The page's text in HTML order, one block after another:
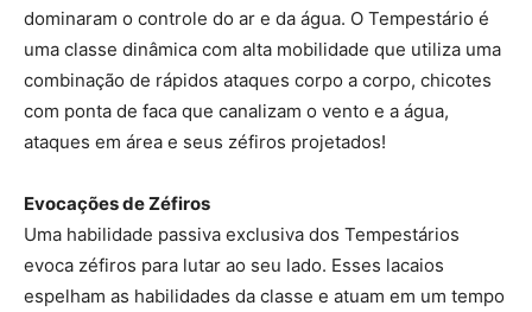
dominaram o controle do ar e da água. O Tempestário é
uma classe dinâmica com alta mobilidade que utiliza uma
combinação de rápidos ataques corpo a corpo, chicotes
com ponta de faca que canalizam o vento e a água,
ataques em área e seus zéfiros projetados!
Evocações de Zéfiros
Uma habilidade passiva exclusiva dos Tempestários
evoca zéfiros para lutar ao seu lado. Esses lacaios
espelham as habilidades da classe e atuam em um tempo